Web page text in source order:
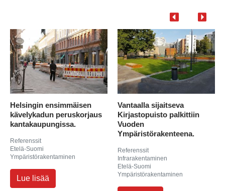
Helsingin ensimmäisen
kävelykadun peruskorjaus
kantakaupungissa.
Referenssit
Etelä-Suomi
Ympäristörakentaminen
Lue lisää
Vantaalla sijaitseva
Kirjastopuisto palkittiin
Vuoden
Ympäristörakenteena.
Referenssit
Infrarakentaminen
Etelä-Suomi
Ympäristörakentaminen